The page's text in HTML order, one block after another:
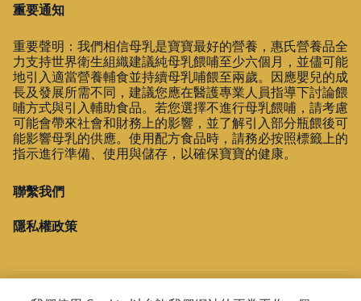
重要通知
重要聲明：我們相信母乳是寶寶最好的營養，惠氏營養品全
力支持世界衛生組織建議純母乳餵哺至少六個月，並儘可能
地引入適當營養輔食並持續母乳哺餵至兩歲。因應嬰兒的成
長及發展所需不同，建議您應在醫護專業人員指導下討論餵
哺方式與引入輔助食品。若您選擇不進行母乳餵哺，請考慮
可能會帶來社會和財務上的影響，並了解引入部分瓶餵後可
能影響母乳的供應。使用配方食品時，請務必按照標籤上的
指示進行準備、使用與儲存，以確保寶寶的健康。
聯繫我們
隱私權政策